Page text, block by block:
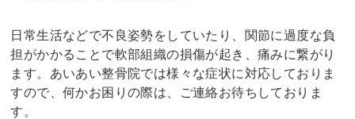
日常生活などで不良姿勢をしていたり、関節に過度な負
担がかかることで軟部組織の損傷が起き、痛みに繋がり
ます。あいあい整骨院では様々な症状に対応しておりま
すので、何かお困りの際は、ご連絡お待ちしておりま
す。